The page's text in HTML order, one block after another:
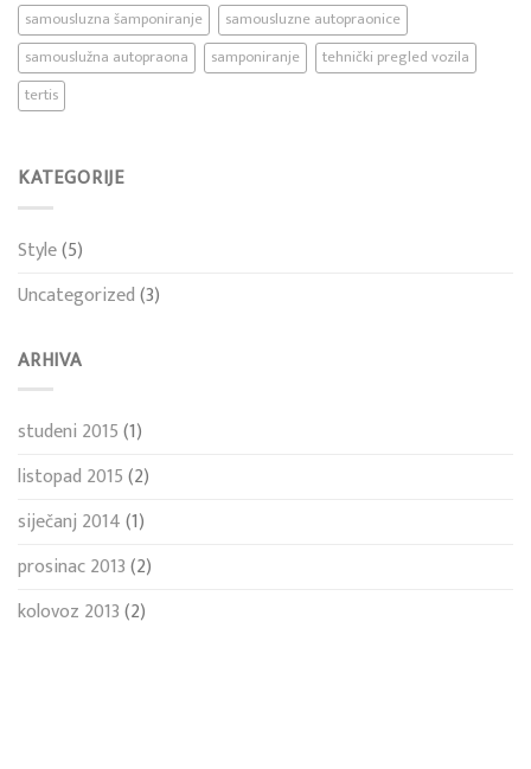
samousluzna šamponiranje
samousluzne autopraonice
samouslužna autopraona
samponiranje
tehnički pregled vozila
tertis
KATEGORIJE
Style(5)
Uncategorized(3)
ARHIVA
studeni 2015(1)
listopad 2015(2)
siječanj 2014(1)
prosinac 2013(2)
kolovoz 2013(2)